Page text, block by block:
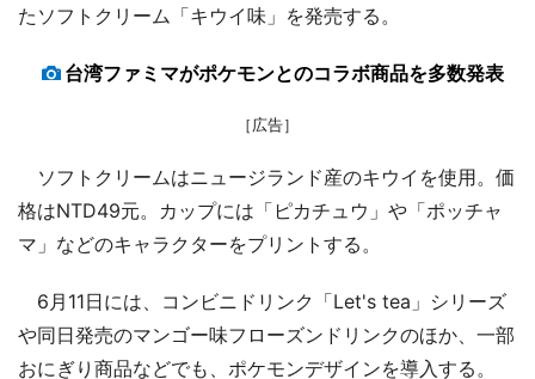
たソフトクリーム「キウイ味」を発売する。
台湾ファミマがポケモンとのコラボ商品を多数発表
［広告］
ソフトクリームはニュージランド産のキウイを使用。価
格はNTD49元。カップには「ピカチュウ」や「ポッチャ
マ」などのキャラクターをプリントする。
6月11日には、コンビニドリンク「Let's tea」シリーズ
や同日発売のマンゴー味フローズンドリンクのほか、一部
おにぎり商品などでも、ポケモンデザインを導入する。